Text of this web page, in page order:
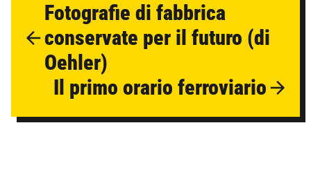
Fotografie di fabbrica
conservate per il futuro (di
Oehler)
Il primo orario ferroviario